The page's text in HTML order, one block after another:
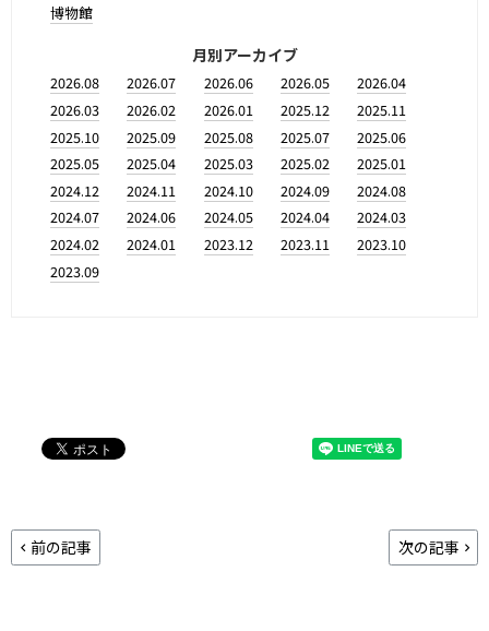
博物館
月別アーカイブ
2026.08 2026.07 2026.06 2026.05
2026.04
2026.03
2026.02 2026.01 2025.12
2025.11
2025.10
2025.09 2025.08 2025.07
2025.06
2025.05
2025.04 2025.03 2025.02
2025.01
2024.12
2024.11 2024.10 2024.09
2024.08
2024.07
2024.06 2024.05 2024.04
2024.03
2024.02
2024.01 2023.12 2023.11
2023.10
2023.09
前の記事 次の記事